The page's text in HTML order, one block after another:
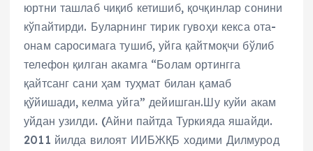
юртни ташлаб чиқиб кетишиб, қочқинлар сонини
кўпайтирди. Буларнинг тирик гувоҳи кекса ота-
онам саросимага тушиб, уйга қайтмоқчи бўлиб
телефон қилган акамга “Болам ортингга
қайтсанг сани ҳам туҳмат билан қамаб
қўйишади, келма уйга” дейишган.Шу куйи акам
уйдан узилди. (Айни пайтда Туркияда яшайди.
2011 йилда вилоят ИИБЖҚБ ходими Дилмурод